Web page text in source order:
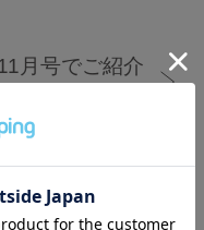
月号でご紹介
】